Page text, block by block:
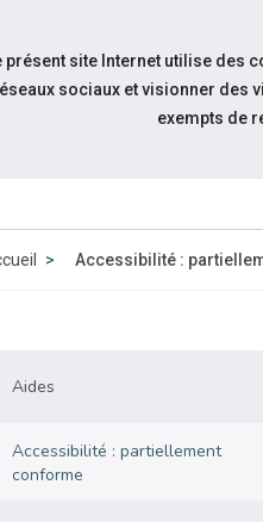
Accessibilité :
Aides
Accessibilité : partiellement
conforme
présent site Internet utilise des
sociaux et visionner des
exempts de